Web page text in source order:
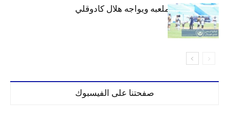
الهلال يتدرب بملعبه ويواجه هلال كادوقلي
وديا عصر الغد
صفحتنا على الفيسبوك